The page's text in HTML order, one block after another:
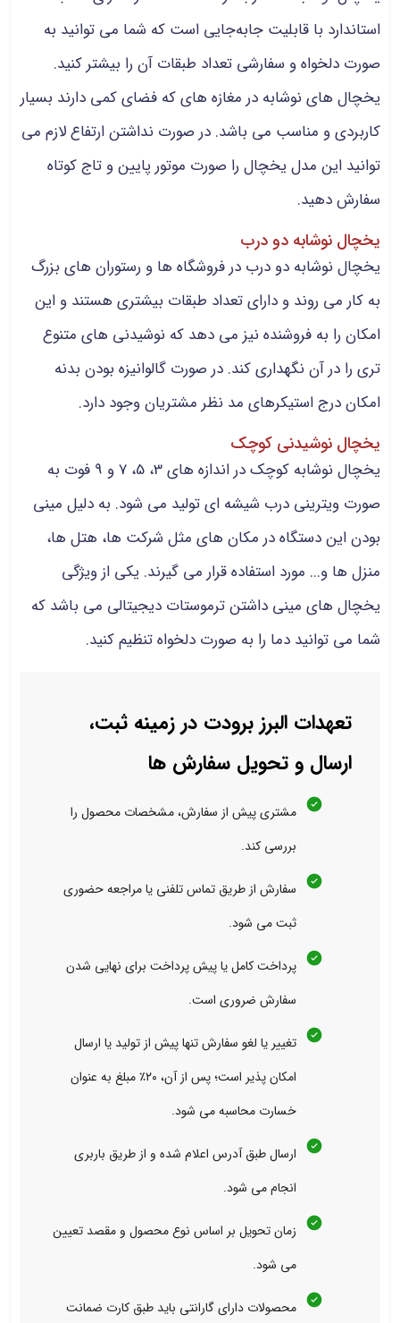
استاندارد با قابلیت جابه‌جایی است که شما می توانید به
صورت دلخواه و سفارشی تعداد طبقات آن را بیشتر کنید.
یخچال های نوشابه در مغازه های که فضای کمی دارند بسیار
کاربردی و مناسب می باشد. در صورت نداشتن ارتفاع لازم می
توانید این مدل یخچال را صورت موتور پایین و تاج کوتاه
سفارش دهید.
یخچال نوشابه دو درب
یخچال نوشابه دو درب در فروشگاه ها و رستوران های بزرگ
به کار می روند و دارای تعداد طبقات بیشتری هستند و این
امکان را به فروشنده نیز می دهد که نوشیدنی های متنوع
تری را در آن نگهداری کند. در صورت گالوانیزه بودن بدنه
امکان درج استیکرهای مد نظر مشتریان وجود دارد.
یخچال نوشیدنی کوچک
یخچال نوشابه کوچک در اندازه های 3، 5، 7 و 9 فوت به
صورت ویترینی درب شیشه ای تولید می شود. به دلیل مینی
بودن این دستگاه در مکان های مثل شرکت ها، هتل ها،
منزل ها و... مورد استفاده قرار می گیرند. یکی از ویژگی
یخچال های مینی داشتن ترموستات دیجیتالی می باشد که
شما می توانید دما را به صورت دلخواه تنظیم کنید.
تعهدات البرز برودت در زمینه ثبت،
ارسال و تحویل سفارش‌ ها
مشتری پیش از سفارش، مشخصات محصول را
بررسی کند.
سفارش از طریق تماس تلفنی یا مراجعه حضوری
ثبت می‌ شود.
پرداخت کامل یا پیش‌ پرداخت برای نهایی شدن
سفارش ضروری است.
تغییر یا لغو سفارش تنها پیش از تولید یا ارسال
امکان‌ پذیر است؛ پس از آن، ۲۰٪ مبلغ به‌ عنوان
خسارت محاسبه می‌ شود.
ارسال طبق آدرس اعلام شده و از طریق باربری
انجام می‌ شود.
زمان تحویل بر اساس نوع محصول و مقصد تعیین
می‌ شود.
محصولات دارای گارانتی باید طبق کارت ضمانت